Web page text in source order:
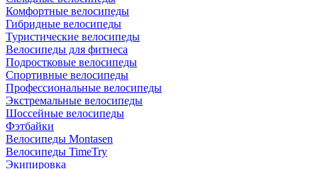
Комфортные велосипеды
Гибридные велосипеды
Туристические велосипеды
Велосипеды для фитнеса
Подростковые велосипеды
Спортивные велосипеды
Профессиональные велосипеды
Экстремальные велосипеды
Шоссейные велосипеды
Фэтбайки
Велосипеды Montasen
Велосипеды TimeTry
Экипировка